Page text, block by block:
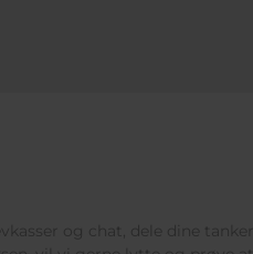
og chat, dele dine tanker